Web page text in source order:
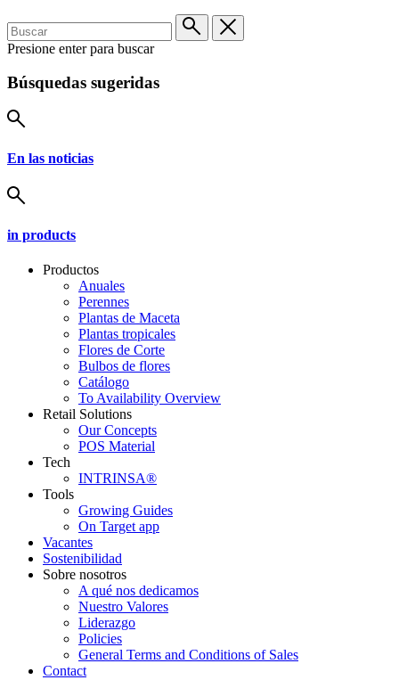
Presione enter para buscar
Búsquedas sugeridas
En las noticias
in products
Productos
Anuales
Perennes
Plantas de Maceta
Plantas tropicales
Flores de Corte
Bulbos de flores
Catálogo
To Availability Overview
Retail Solutions
Our Concepts
POS Material
Tech
INTRINSA®
Tools
Growing Guides
On Target app
Vacantes
Sostenibilidad
Sobre nosotros
A qué nos dedicamos
Nuestro Valores
Liderazgo
Policies
General Terms and Conditions of Sales
Contact